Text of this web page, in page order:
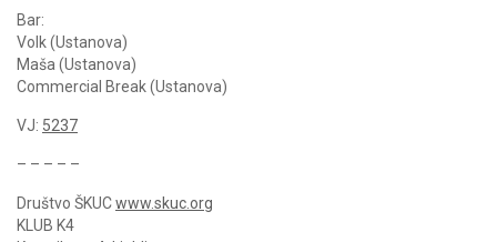
Bar:
Volk (Ustanova)
Maša (Ustanova)
Commercial Break (Ustanova)
VJ: 5237
– – – – –
Društvo ŠKUCwww.skuc.org
KLUB K4